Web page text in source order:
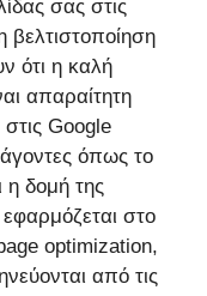
σας στις
βελτιστοποίηση
ότι η καλή
απαραίτητη
Google
όπως το
η δομή της
στο
optimization,
από τις